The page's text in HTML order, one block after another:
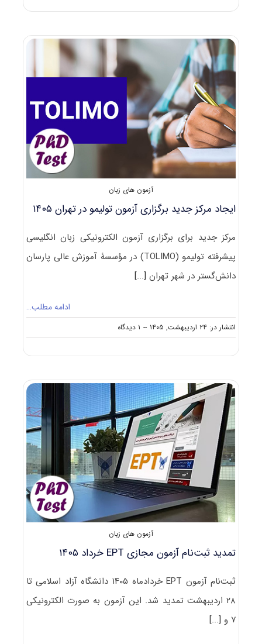
تهران
خرداد
۱۴۰۵
آزمون های زبان
ایجاد مرکز جدید برگزاری آزمون تولیمو در تهران ۱۴۰۵
مرکز جدید برای برگزاری آزمون الکترونیکی زبان انگلیسی
پیشرفته تولیمو (TOLIMO) در مؤسسۀ آموزش عالی پارسان
دانش‌گستر در شهر تهران[...]
ادامه مطلب…
انتشار در: ۲۴ اردیبهشت, ۱۴۰۵ -- ۱ دیدگاه
on
ایجاد
جدید
آزمون
تولیمو
در
تهران
۱۴۰۵
آزمون های زبان
تمدید ثبت‌نام آزمون مجازی EPT خرداد ۱۴۰۵
ثبت‌نام آزمون EPT خردادماه ۱۴۰۵ دانشگاه آزاد اسلامی تا
۲۸ اردیبهشت تمدید شد. این آزمون به صورت الکترونیکی
۷ و
[...]